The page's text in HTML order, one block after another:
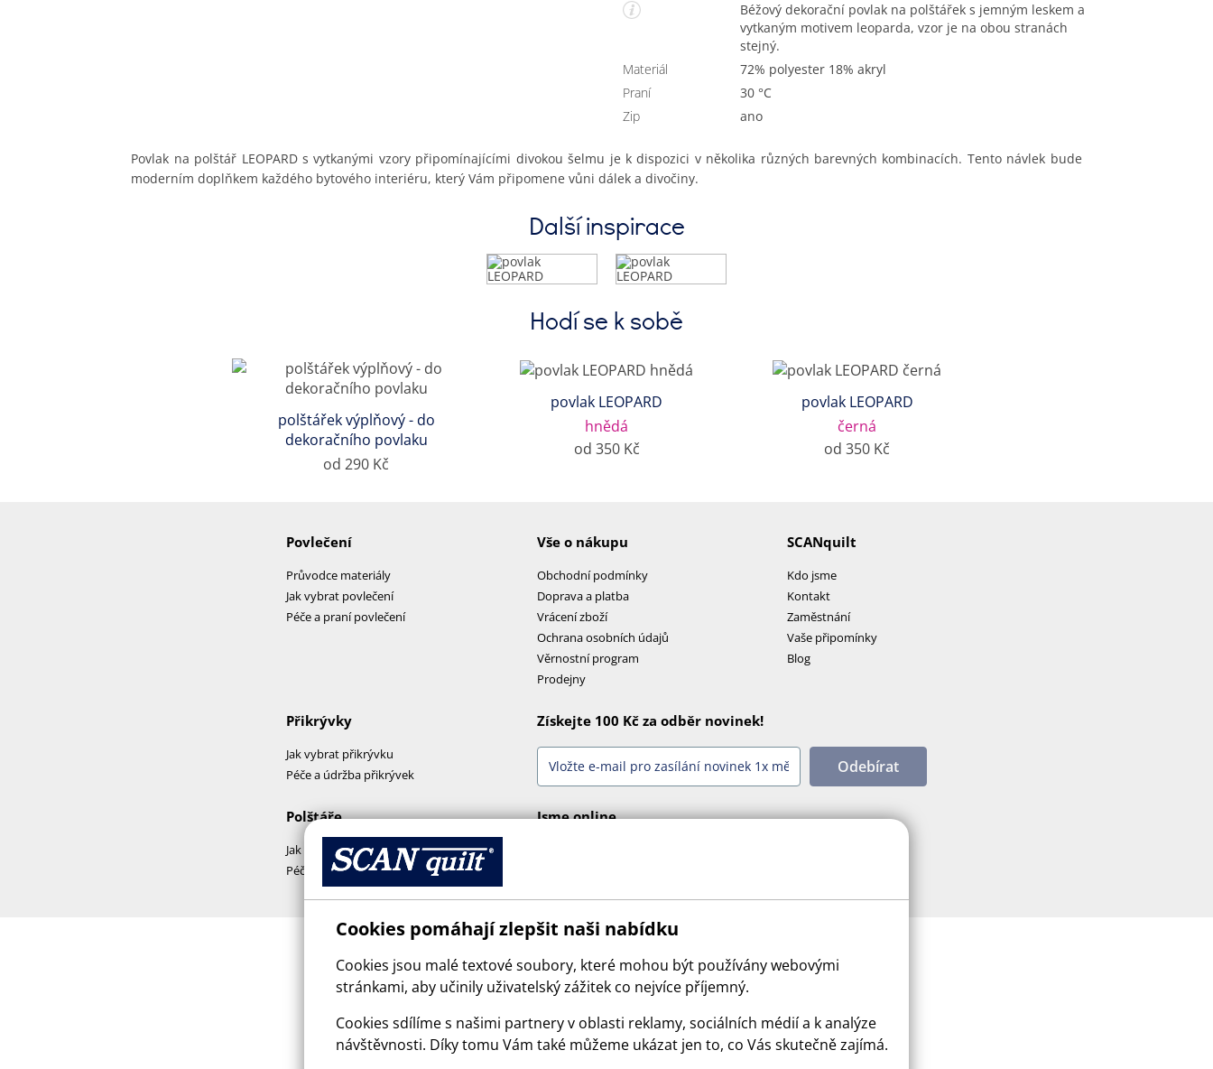
Béžový dekorační povlak na polštářek s jemným leskem a
vytkaným motivem leoparda, vzor je na obou stranách
stejný.
Materiál
72% polyester 18% akryl
Praní
30 °C
Zip
Ano
Povlak na polštář LEOPARD s vytkanými vzory připomínajícími divokou šelmu je k dispozici v několika různých barevných kombinacích. Tento návlek bude
moderním doplňkem každého bytového interiéru, který Vám připomene vůni dálek a divočiny.
Další inspirace
Hodí se k sobě
polštářek výplňový - do
dekoračního povlaku
od 290 Kč
povlak LEOPARD
hnědá
od 350 Kč
povlak LEOPARD
černá
od 350 Kč
Povlečení
Průvodce materiály
Jak vybrat povlečení
Péče a praní povlečení
Vše o nákupu
Obchodní podmínky
Doprava a platba
Vrácení zboží
Ochrana osobních údajů
Věrnostní program
Prodejny
SCANquilt
Kdo jsme
Kontakt
Zaměstnání
Vaše připomínky
Blog
Přikrývky
Jak vybrat přikrývku
Péče a údržba přikrývek
Polštáře
Jak vybrat polštář
Péče a praní polštářů
Získejte 100 Kč za odběr novinek!
Odebírat
Jsme online
© 2026 SCANquilt - všechna práva vyhrazena
Cookies pomáhají zlepšit naši nabídku
Cookies jsou malé textové soubory, které mohou být používány webovými
stránkami, aby učinily uživatelský zážitek co nejvíce příjemný.
Cookies sdílíme s našimi partnery v oblasti reklamy, sociálních médií a k analýze
návštěvnosti. Díky tomu Vám také můžeme ukázat jen to, co Vás skutečně zajímá.